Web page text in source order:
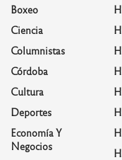
Boxeo
Ciencia
Columnistas
Córdoba
Cultura
Deportes
Economía Y
Negocios